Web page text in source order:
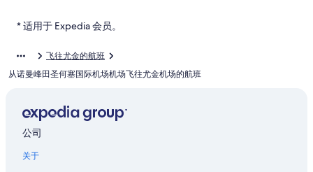
位于尤金市中心的浪漫酒店
位于斯普林菲尔德的 4 星级酒店
位于斯普林菲尔德的豪华酒店
费恩里奇水库附近的酒店
* 适用于 Expedia 会员。
飞往尤金的航班
从诺曼峰田圣何塞国际机场机场飞往尤金机场的航班
公司
关于